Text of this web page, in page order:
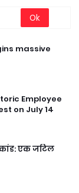
massive
Employee
on July 14
एक जटिल